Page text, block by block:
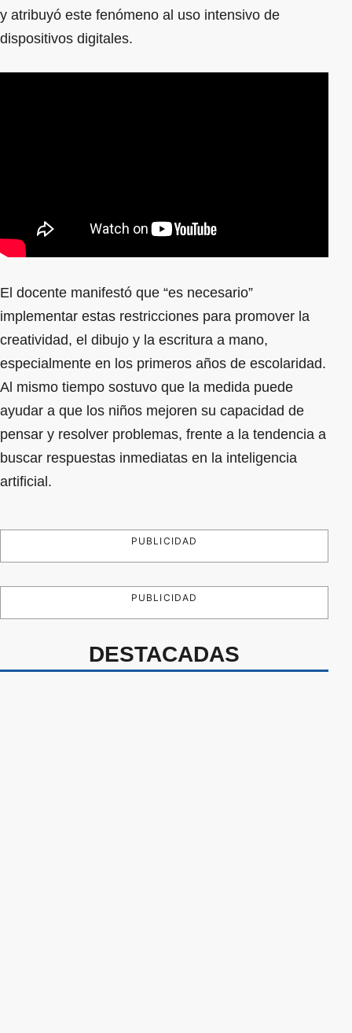
y atribuyó este fenómeno al uso intensivo de
dispositivos digitales.
El docente manifestó que “es necesario”
implementar estas restricciones para promover la
creatividad, el dibujo y la escritura a mano,
especialmente en los primeros años de escolaridad.
Al mismo tiempo sostuvo que la medida puede
ayudar a que los niños mejoren su capacidad de
pensar y resolver problemas, frente a la tendencia a
buscar respuestas inmediatas en la inteligencia
artificial.
PUBLICIDAD
PUBLICIDAD
DESTACADAS